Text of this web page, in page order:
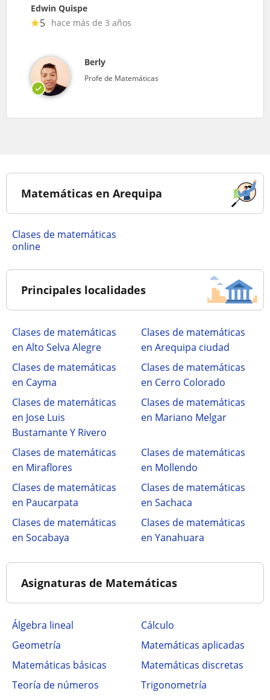
Edwin Quispe
5 hace más de 3 años
Berly
Profe de Matemáticas
Matemáticas en Arequipa
Clases de matemáticas
online
Principales localidades
Clases de matemáticas
en Alto Selva Alegre
Clases de matemáticas
en Arequipa ciudad
Clases de matemáticas
en Cayma
Clases de matemáticas
en Cerro Colorado
Clases de matemáticas
en Jose Luis
Bustamante Y Rivero
Clases de matemáticas
en Mariano Melgar
Clases de matemáticas
en Miraflores
Clases de matemáticas
en Mollendo
Clases de matemáticas
en Paucarpata
Clases de matemáticas
en Sachaca
Clases de matemáticas
en Socabaya
Clases de matemáticas
en Yanahuara
Asignaturas de Matemáticas
Álgebra lineal
Cálculo
Geometría
Matemáticas aplicadas
Matemáticas básicas
Matemáticas discretas
Teoría de números
Trigonometría